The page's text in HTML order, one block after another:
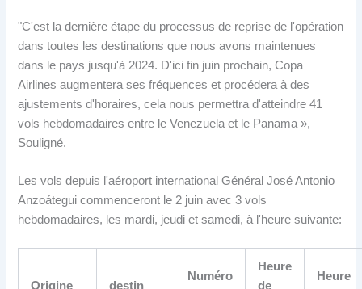
"C'est la dernière étape du processus de reprise de l'opération
dans toutes les destinations que nous avons maintenues
dans le pays jusqu'à 2024. D'ici fin juin prochain, Copa
Airlines augmentera ses fréquences et procédera à des
ajustements d'horaires, cela nous permettra d'atteindre 41
vols hebdomadaires entre le Venezuela et le Panama »,
Souligné.
Les vols depuis l'aéroport international Général José Antonio
Anzoátegui commenceront le 2 juin avec 3 vols
hebdomadaires, les mardi, jeudi et samedi, à l'heure suivante:
Origine destin
Numéro
Heure
de
Heure